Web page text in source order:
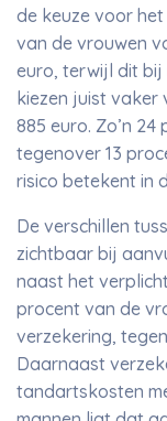
de keuze voor het
van de vrouwen
euro, terwijl dit bij
kiezen juist vaker
885 euro. Zo’n
tegenover 13
risico betekent in
De verschillen
zichtbaar bij
naast het
procent van de
verzekering,
Daarnaast
tandartskosten